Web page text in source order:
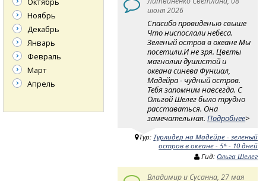
июня 2026
Спасибо провиденью свыше
Что ниспослали небеса.
Зеленый остров в океане Мы
посетили.И не зря. Цветы
магнолии душистой и
океана синева Фуншал,
Мадейра - чудный остров.
Тебя запомним навсегда. С
Ольгой Шелег было трудно
расставаться. Она
замечательная.Подробнее>
Тур: Турлидер на Мадейре - зеленый
остров в океане - 5* - 10 дней
Гид: Ольга Шелег
Владимир и Сусанна, 27 мая
Ноябрь
Декабрь
Январь
Февраль
Март
Апрель